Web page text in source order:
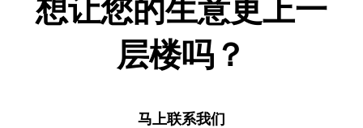
想让您的生意更上一
层楼吗？
马上联系我们